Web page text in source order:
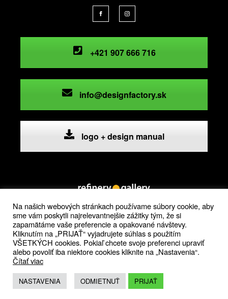
+421 907 666 716
info@designfactory.sk
logo + design manual
refinery gallery
vlčie hrdlo, 821 07 bratislava
zobraziť na mape
Na našich webových stránkach používame súbory cookie, aby
sme vám poskytli najrelevantnejšie zážitky tým, že si
zapamätáme vaše preferencie a opakované návštevy.
Kliknutím na „PRIJAŤ“ vyjadrujete súhlas s použitím
VŠETKÝCH cookies. Pokiaľ chcete svoje preferenci upraviť
alebo povoliť iba niektore cookies kliknite na „Nastavenia“.
Čítať viac
NASTAVENIA ODMIETNUŤ PRIJAŤ